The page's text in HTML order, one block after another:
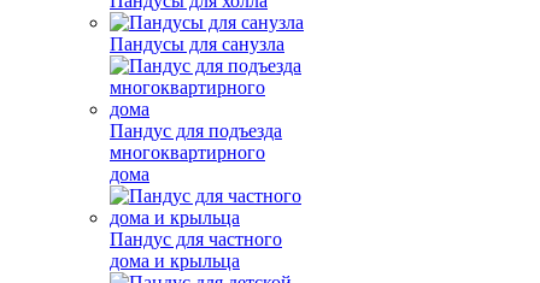
Пандусы для санузла
Пандус для подъезда
многоквартирного
дома
Пандус для частного
дома и крыльца